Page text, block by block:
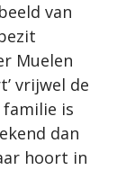
van
Muelen
vrijwel de
familie is
dan
hoort in